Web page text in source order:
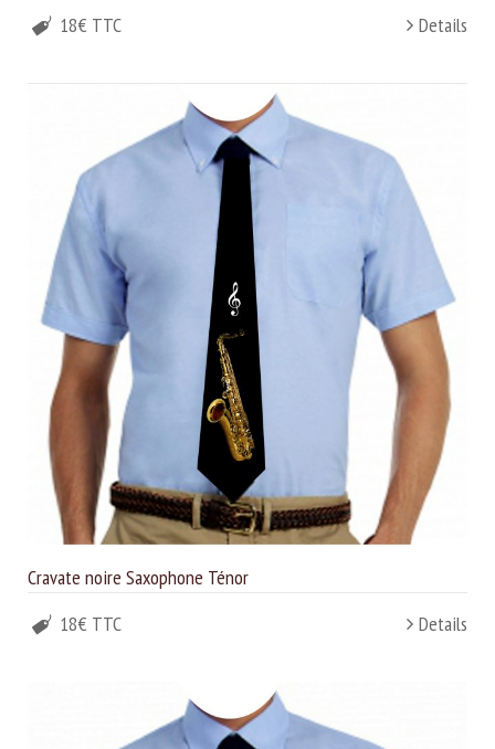
18€ TTC Details
Cravate noire Saxophone Ténor
18€ TTC
Details